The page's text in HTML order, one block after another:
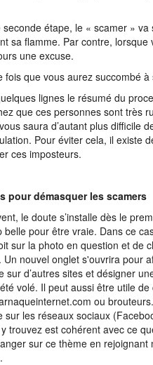
seconde étape, le « scamer »
sa flamme. Par contre,
une excuse.
fois que vous aurez succombé
lignes le résumé du
que ces personnes sont très
saura d’autant plus difficile
Pour éviter cela, il existe
ces imposteurs.
pour démasquer les scamers
le doute s’installe dès le
belle pour être vraie. Dans ce
sur la photo en question et de
Un nouvel onglet s'ouvrira pour
sur d’autres sites et désigner
volé. Il peut aussi être utile
ou
sur les réseaux sociaux
trouvez est cohérent avec ce
sur ce thème en